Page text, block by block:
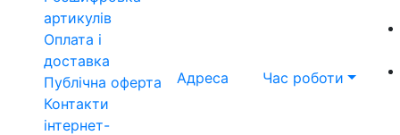
артикулів
Оплата і
доставка
Публічна оферта
Контакти
інтернет-
Адреса Час роботи